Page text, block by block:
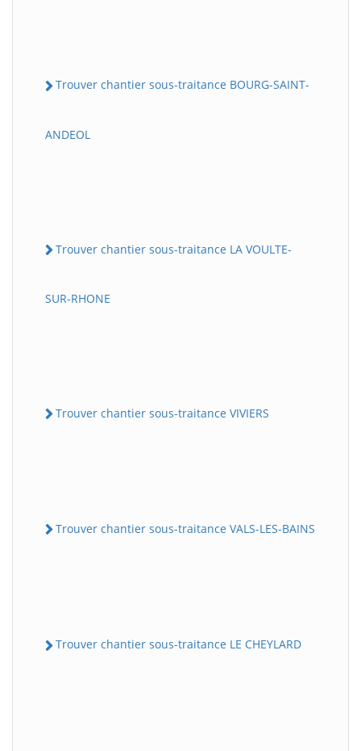
Trouver chantier sous-traitance BOURG-SAINT-
ANDEOL
Trouver chantier sous-traitance LA VOULTE-
SUR-RHONE
Trouver chantier sous-traitance VIVIERS
Trouver chantier sous-traitance VALS-LES-BAINS
Trouver chantier sous-traitance LE CHEYLARD